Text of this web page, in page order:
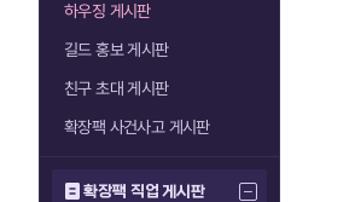
하우징 게시판
길드 홍보 게시판
친구 초대 게시판
확장팩 사건사고 게시판
확장팩 직업 게시판